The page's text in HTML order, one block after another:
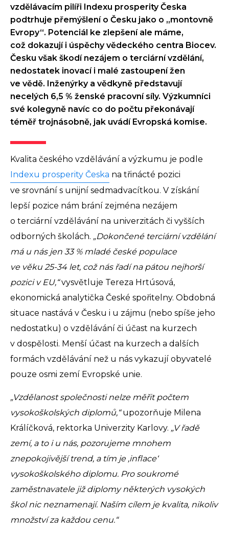
vzdělávacím pilíři Indexu prosperity Česka
podtrhuje přemýšlení o Česku jako o „montovně
Evropy“. Potenciál ke zlepšení ale máme,
což dokazují i úspěchy vědeckého centra Biocev.
Česku však škodí nezájem o terciární vzdělání,
nedostatek inovací i malé zastoupení žen
ve vědě. Inženýrky a vědkyně představují
necelých 6,5 % ženské pracovní síly. Výzkumníci
své kolegyně navíc co do počtu překonávají
téměř trojnásobně, jak uvádí Evropská komise.
Kvalita českého vzdělávání a výzkumu je podle
Indexu prosperity Česka na třinácté pozici
ve srovnání s unijní sedmadvacítkou. V získání
lepší pozice nám brání zejména nezájem
o terciární vzdělávání na univerzitách či vyšších
odborných školách. „Dokončené terciární vzdělání
má u nás jen 33 % mladé české populace
ve věku 25-34 let, což nás řadí na pátou nejhorší
pozici v EU,“vysvětluje Tereza Hrtúsová,
ekonomická analytička České spořitelny. Obdobná
situace nastává v Česku i u zájmu (nebo spíše jeho
nedostatku) o vzdělávání či účast na kurzech
v dospělosti. Menší účast na kurzech a dalších
formách vzdělávání než u nás vykazují obyvatelé
pouze osmi zemí Evropské unie.
„Vzdělanost společnosti nelze měřit počtem
vysokoškolských diplomů,“upozorňuje Milena
Králíčková, rektorka Univerzity Karlovy. „V řadě
zemí, a to i u nás, pozorujeme mnohem
znepokojivější trend, a tím je ‚inflace‘
vysokoškolského diplomu. Pro soukromé
zaměstnavatele již diplomy některých vysokých
škol nic neznamenají. Naším cílem je kvalita, nikoliv
množství za každou cenu.“